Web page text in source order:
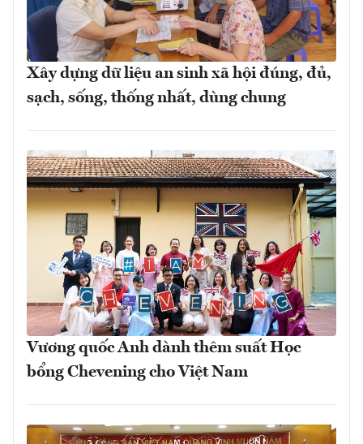
Xây dựng dữ liệu an sinh xã hội đúng, đủ,
sạch, sống, thống nhất, dùng chung
Vương quốc Anh dành thêm suất Học
bổng Chevening cho Việt Nam